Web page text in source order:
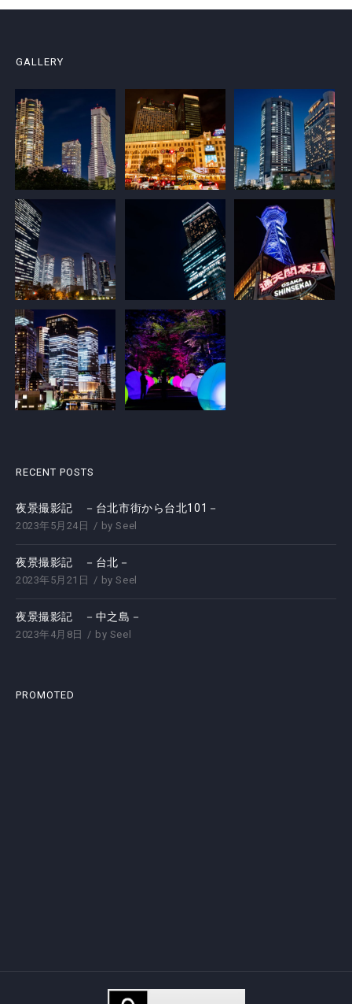
GALLERY
RECENT POSTS
夜景撮影記 －台北市街から台北101－
2023年5月24日 bySeel
夜景撮影記 －台北－
2023年5月21日 bySeel
夜景撮影記 －中之島－
2023年4月8日 by Seel
PROMOTED